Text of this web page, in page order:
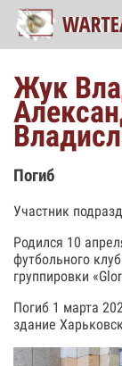
Жук
Погиб
Участник
Родился 10
футбольного
группировки
Погиб 1 марта
здание